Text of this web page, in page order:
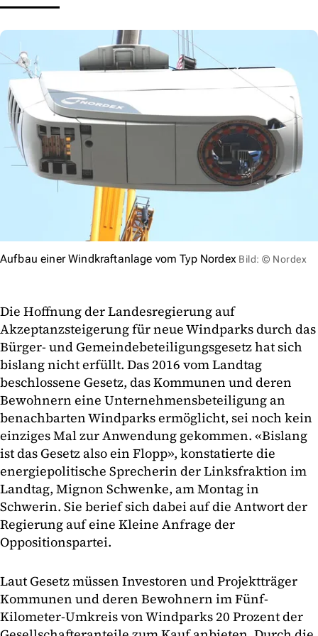
Aufbau einer Windkraftanlage vom Typ Nordex Bild: © Nordex
Die Hoffnung der Landesregierung auf
Akzeptanzsteigerung für neue Windparks durch das
Bürger- und Gemeindebeteiligungsgesetz hat sich
bislang nicht erfüllt. Das 2016 vom Landtag
beschlossene Gesetz, das Kommunen und deren
Bewohnern eine Unternehmensbeteiligung an
benachbarten Windparks ermöglicht, sei noch kein
einziges Mal zur Anwendung gekommen. «Bislang
ist das Gesetz also ein Flopp», konstatierte die
energiepolitische Sprecherin der Linksfraktion im
Landtag, Mignon Schwenke, am Montag in
Schwerin. Sie berief sich dabei auf die Antwort der
Regierung auf eine Kleine Anfrage der
Oppositionspartei.
Laut Gesetz müssen Investoren und Projektträger
Kommunen und deren Bewohnern im Fünf-
Kilometer-Umkreis von Windparks 20 Prozent der